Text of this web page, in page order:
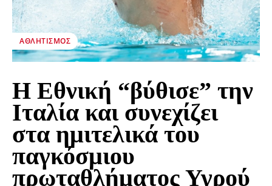
ΑΘΛΗΤΙΣΜΌΣ
Η Εθνική “βύθισε” την
Ιταλία και συνεχίζει
στα ημιτελικά του
παγκόσμιου
πρωταθλήματος Υγρού